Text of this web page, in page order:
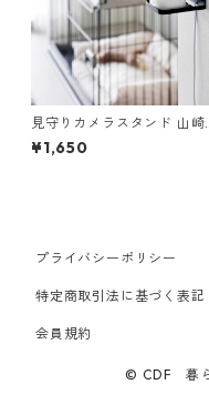
見守りカメラスタンド 山崎
業 smart スマート ウォール
守りカメララック 石こうボ
¥1,650
プライバシーポリシー
特定商取引法に基づく表記
会員規約
© CDF 暮ら